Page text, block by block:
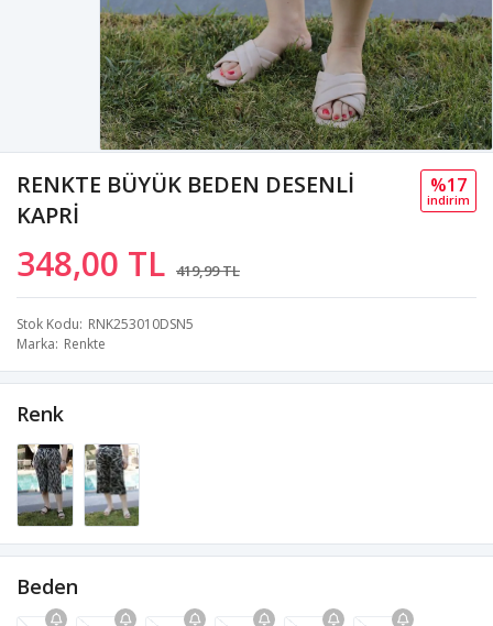
RENKTE BÜYÜK BEDEN DESENLİ
KAPRİ
348,00 TL 419,99 TL
%17
i̇ndi̇ri̇m
Stok Kodu RNK253010DSN5
Marka Renkte
Renk
Beden